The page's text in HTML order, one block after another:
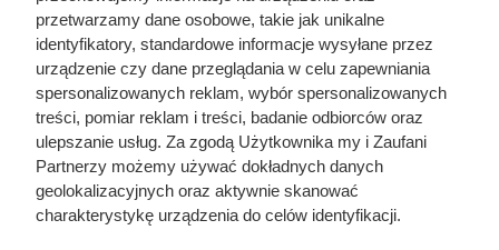
Duża puszka 800 g za 5,49 zł w
przetwarzamy dane osobowe, takie jak unikalne
identyfikatory, standardowe informacje wysyłane przez
urządzenie czy dane przeglądania w celu zapewniania
spersonalizowanych reklam, wybór spersonalizowanych
treści, pomiar reklam i treści, badanie odbiorców oraz
ulepszanie usług. Za zgodą Użytkownika my i Zaufani
Partnerzy możemy używać dokładnych danych
geolokalizacyjnych oraz aktywnie skanować
charakterystykę urządzenia do celów identyfikacji.